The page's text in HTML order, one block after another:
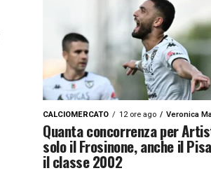
CALCIOMERCATO 12 ore ago Veronica
Quanta concorrenza per
solo il Frosinone, anche il
il classe 2002